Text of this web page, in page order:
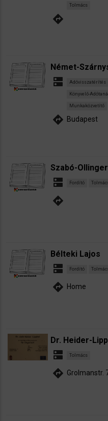
Tolmács
directions
Német-
dns Adóvisszatérítés
Könyvelő-
Munkaközvetítő
directions Budapest
Szabó-
dns Fordító
directions
Bélteki Lajos
dns Fordító
directions Home
Dr. Heider-
dns Tolmács
directions Grolmanstr.